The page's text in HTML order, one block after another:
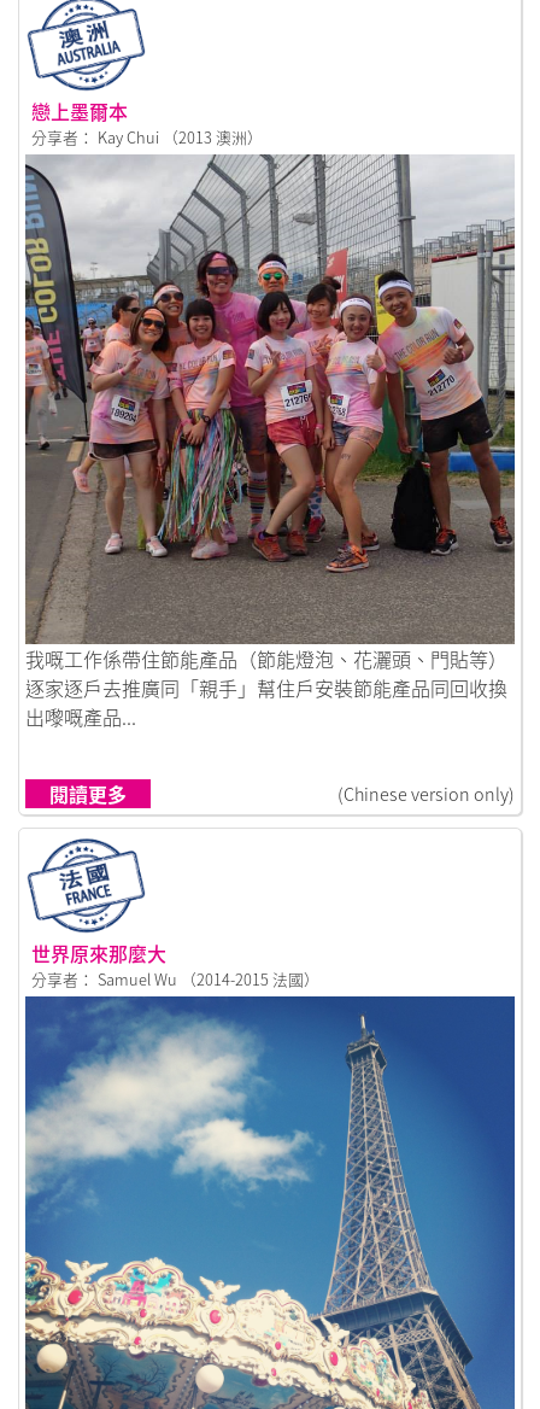
戀上墨爾本
分享者： Kay Chui （2013 澳洲）
鏈接到戀上墨爾本
我嘅工作係帶住節能產品（節能燈泡、花灑頭、門貼等）
逐家逐戶去推廣同「親手」幫住戶安裝節能產品同回收換
出嚟嘅產品...
閱讀更多 (Chinese version only)
世界原來那麼大
分享者： Samuel Wu （2014-2015 法國）